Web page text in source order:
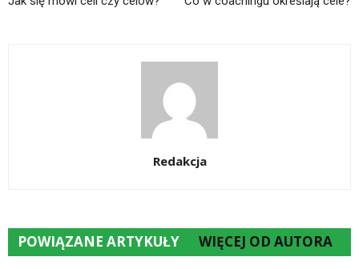
Redakcja
POWIĄZANE ARTYKUŁY WIĘCEJ OD AUTORA